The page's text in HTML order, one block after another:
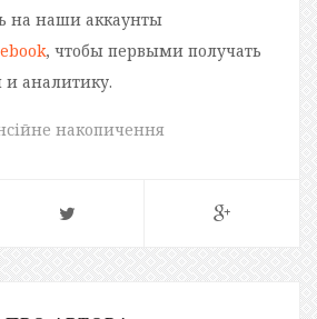
на наши аккаунты
, чтобы первыми получать
аналитику.
накопичення